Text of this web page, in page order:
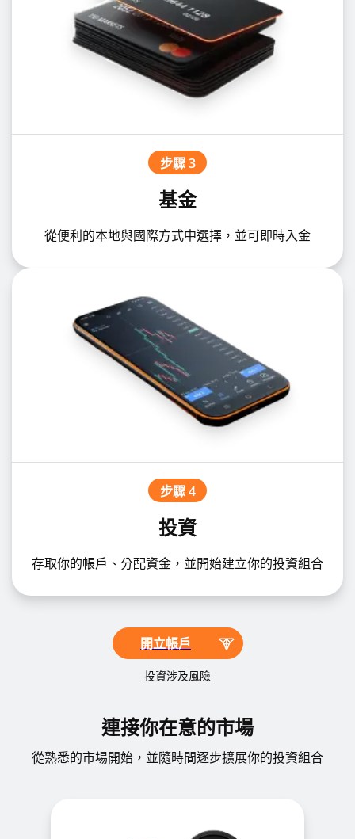
步驟 3
基金
從便利的本地與國際方式中選擇，並可即時入金
步驟 4
投資
存取你的帳戶、分配資金，並開始建立你的投資組合
開立帳戶
投資涉及風險
連接你在意的市場
從熟悉的市場開始，並隨時間逐步擴展你的投資組合